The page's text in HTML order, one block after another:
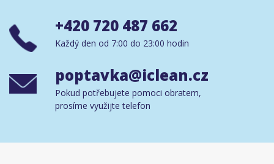
+420 720 487 662
Každý den od 7:00 do 23:00 hodin
poptavka@iclean.cz
Pokud potřebujete pomoci obratem,
prosíme využijte telefon